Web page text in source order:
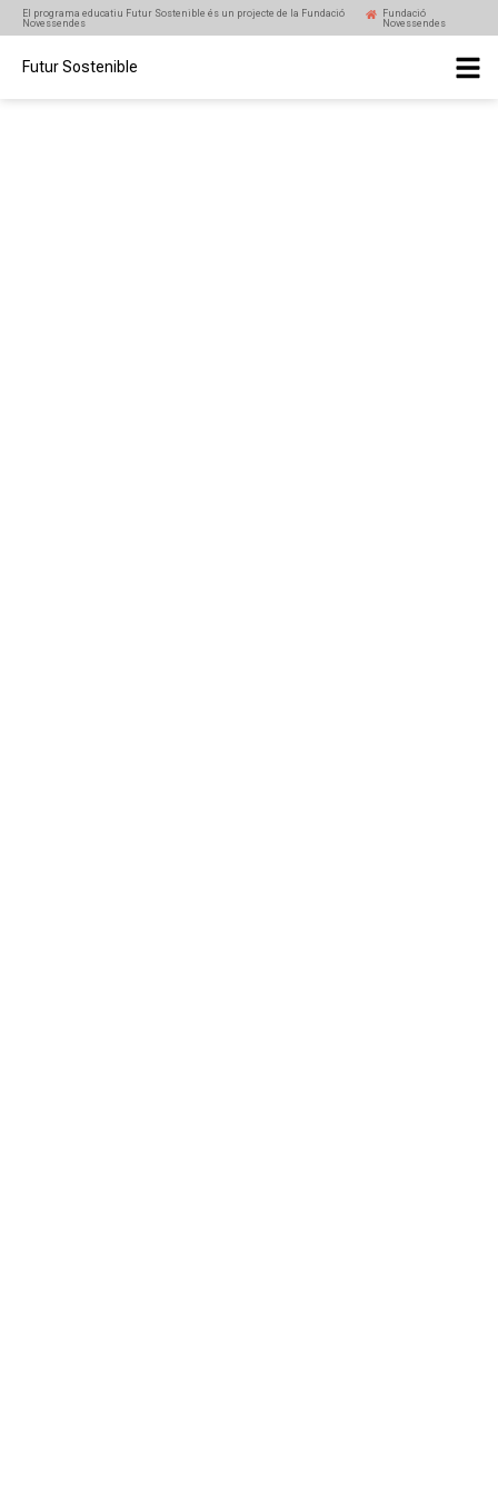
El programa educatiu Futur Sostenible és un projecte de la Fundació
Novessendes
Fundació
Novessendes
Futur Sostenible